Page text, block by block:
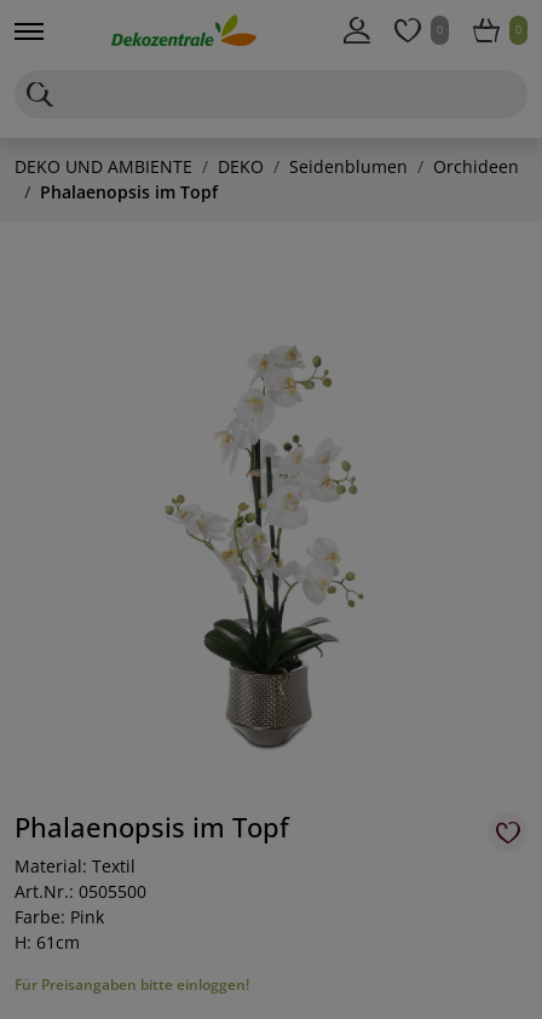
0 0
DEKO UND AMBIENTE DEKO Seidenblumen
Orchideen
Phalaenopsis im Topf
Phalaenopsis im Topf
Material: Textil
Art.Nr.: 0505500
Farbe: Pink
H: 61cm
Für Preisangaben bitte einloggen!